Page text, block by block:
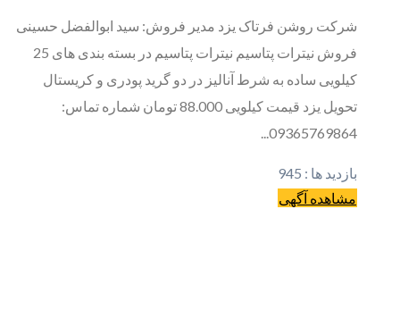
شرکت روشن فرتاک یزد مدیر فروش: سید ابوالفضل حسینی
فروش نیترات پتاسیم‎ نیترات پتاسیم در بسته بندی های 25
کیلویی ساده به شرط آنالیز در دو گرید پودری و کریستال
تحویل یزد قیمت کیلویی 88.000 تومان شماره تماس:
09365769864...
بازدید ها : 945
مشاهده آگهی